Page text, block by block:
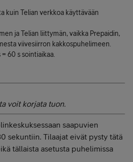
kuin Telian verkkoa käyttävään
ja Telian liittymän, vaikka Prepaidin,
viivesiirron kakkospuhelimeen.
60 s sointiaikaa.
voit korjata tuon.
saapuvien
sekuntiin. Tilaajat eivät pysty tätä
tällaista asetusta puhelimissa